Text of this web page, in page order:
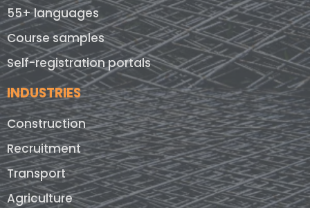
55+ languages
Course samples
Self-registration portals
INDUSTRIES
Construction
Recruitment
Transport
Agriculture